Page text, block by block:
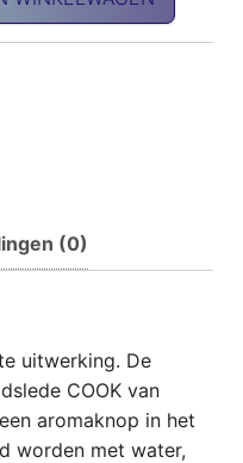
(0)
uitwerking. De
COOK van
aromaknop in het
worden met water,